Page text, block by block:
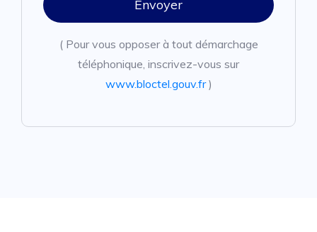
Envoyer
( Pour vous opposer à tout démarchage
téléphonique, inscrivez-vous sur
www.bloctel.gouv.fr)